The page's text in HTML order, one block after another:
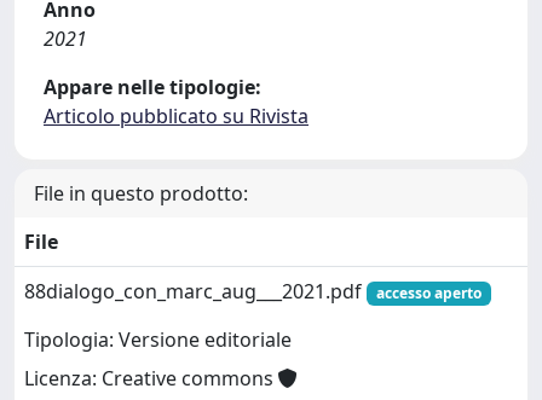
Anno
2021
Appare nelle tipologie:
Articolo pubblicato su Rivista
File in questo prodotto:
File
88dialogo_con_marc_aug___2021.pdf
accesso aperto
Tipologia: Versione editoriale
Licenza: Creative commons